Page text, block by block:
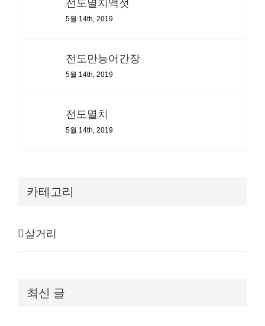
전도멸치액젓
5월 14th, 2019
전도만능어간장
5월 14th, 2019
전도멸치
5월 14th, 2019
카테고리
살거리
최신 글